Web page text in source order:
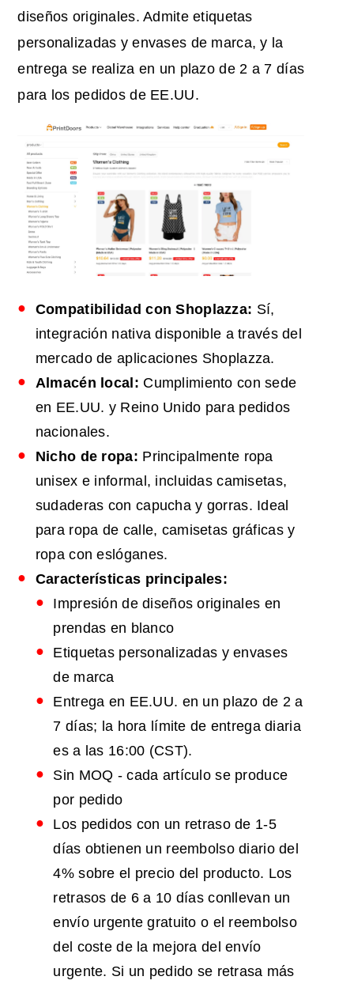
diseños originales. Admite etiquetas
personalizadas y envases de marca, y la
entrega se realiza en un plazo de 2 a 7 días
para los pedidos de EE.UU.
Compatibilidad con Shoplazza: Sí,
integración nativa disponible a través del
mercado de aplicaciones Shoplazza.
Almacén local: Cumplimiento con sede
en EE.UU. y Reino Unido para pedidos
nacionales.
Nicho de ropa: Principalmente ropa
unisex e informal, incluidas camisetas,
sudaderas con capucha y gorras. Ideal
para ropa de calle, camisetas gráficas y
ropa con eslóganes.
Características principales:
Impresión de diseños originales en
prendas en blanco
Etiquetas personalizadas y envases
de marca
Entrega en EE.UU. en un plazo de 2 a
7 días; la hora límite de entrega diaria
es a las 16:00 (CST).
Sin MOQ - cada artículo se produce
por pedido
Los pedidos con un retraso de 1-5
días obtienen un reembolso diario del
4% sobre el precio del producto. Los
retrasos de 6 a 10 días conllevan un
envío urgente gratuito o el reembolso
del coste de la mejora del envío
urgente. Si un pedido se retrasa más